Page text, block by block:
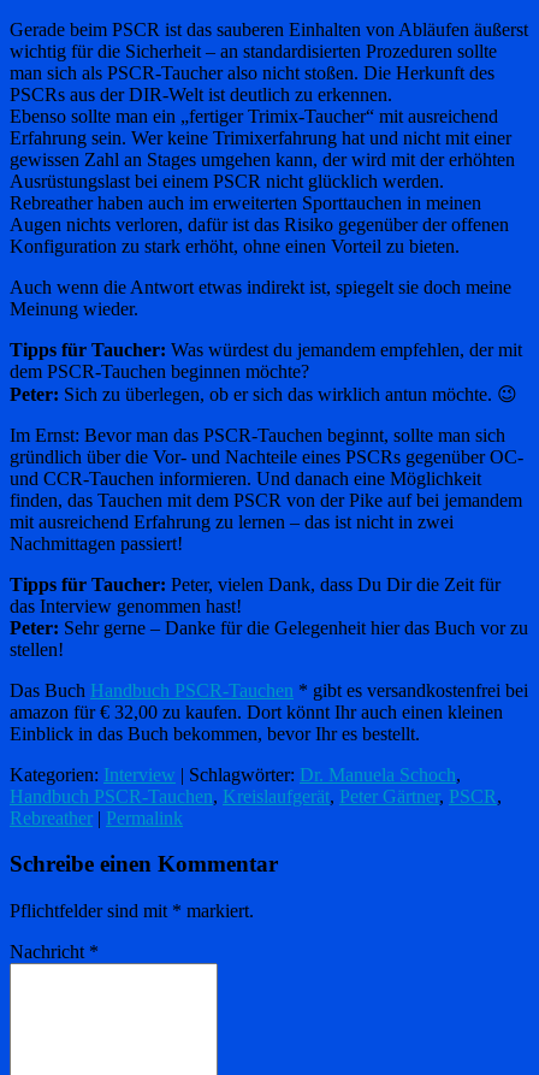
Gerade beim PSCR ist das sauberen Einhalten von Abläufen äußerst
wichtig für die Sicherheit – an standardisierten Prozeduren sollte
man sich als PSCR-Taucher also nicht stoßen. Die Herkunft des
PSCRs aus der DIR-Welt ist deutlich zu erkennen.
Ebenso sollte man ein „fertiger Trimix-Taucher“ mit ausreichend
Erfahrung sein. Wer keine Trimixerfahrung hat und nicht mit einer
gewissen Zahl an Stages umgehen kann, der wird mit der erhöhten
Ausrüstungslast bei einem PSCR nicht glücklich werden.
Rebreather haben auch im erweiterten Sporttauchen in meinen
Augen nichts verloren, dafür ist das Risiko gegenüber der offenen
Konfiguration zu stark erhöht, ohne einen Vorteil zu bieten.
Auch wenn die Antwort etwas indirekt ist, spiegelt sie doch meine
Meinung wieder.
Tipps für Taucher: Was würdest du jemandem empfehlen, der mit
dem PSCR-Tauchen beginnen möchte?
Peter: Sich zu überlegen, ob er sich das wirklich antun möchte. 😉
Im Ernst: Bevor man das PSCR-Tauchen beginnt, sollte man sich
gründlich über die Vor- und Nachteile eines PSCRs gegenüber OC-
und CCR-Tauchen informieren. Und danach eine Möglichkeit
finden, das Tauchen mit dem PSCR von der Pike auf bei jemandem
mit ausreichend Erfahrung zu lernen – das ist nicht in zwei
Nachmittagen passiert!
Tipps für Taucher: Peter, vielen Dank, dass Du Dir die Zeit für
das Interview genommen hast!
Peter: Sehr gerne – Danke für die Gelegenheit hier das Buch vor zu
stellen!
Das Buch Handbuch PSCR-Tauchen * gibt es versandkostenfrei bei
amazon für € 32,00 zu kaufen. Dort könnt Ihr auch einen kleinen
Einblick in das Buch bekommen, bevor Ihr es bestellt.
Kategorien: Interview | Schlagwörter: Dr. Manuela Schoch,
Handbuch PSCR-Tauchen, Kreislaufgerät, Peter Gärtner, PSCR,
Rebreather | Permalink
Schreibe einen Kommentar
Pflichtfelder sind mit * markiert.
Nachricht *